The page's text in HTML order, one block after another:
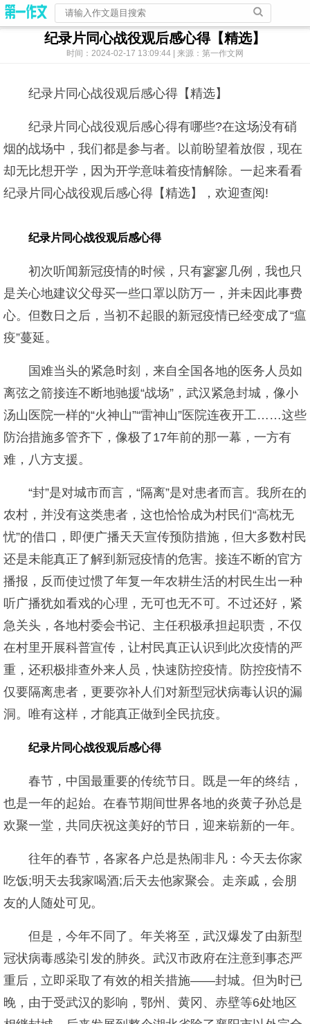
纪录片同心战役观后感心得【精选】
时间：2024-02-17 13:09:44 | 来源：第一作文网
纪录片同心战役观后感心得【精选】
纪录片同心战役观后感心得有哪些?在这场没有硝
烟的战场中，我们都是参与者。以前盼望着放假，现在
却无比想开学，因为开学意味着疫情解除。一起来看看
纪录片同心战役观后感心得【精选】，欢迎查阅!
纪录片同心战役观后感心得
初次听闻新冠疫情的时候，只有寥寥几例，我也只
是关心地建议父母买一些口罩以防万一，并未因此事费
心。但数日之后，当初不起眼的新冠疫情已经变成了“瘟
疫”蔓延。
国难当头的紧急时刻，来自全国各地的医务人员如
离弦之箭接连不断地驰援“战场”，武汉紧急封城，像小
汤山医院一样的“火神山”“雷神山”医院连夜开工……这些
防治措施多管齐下，像极了17年前的那一幕，一方有
难，八方支援。
“封”是对城市而言，“隔离”是对患者而言。我所在的
农村，并没有这类患者，这也恰恰成为村民们“高枕无
忧”的借口，即便广播天天宣传预防措施，但大多数村民
还是未能真正了解到新冠疫情的危害。接连不断的官方
播报，反而使过惯了年复一年农耕生活的村民生出一种
听广播犹如看戏的心理，无可也无不可。不过还好，紧
急关头，各地村委会书记、主任积极承担起职责，不仅
在村里开展科普宣传，让村民真正认识到此次疫情的严
重，还积极排查外来人员，快速防控疫情。防控疫情不
仅要隔离患者，更要弥补人们对新型冠状病毒认识的漏
洞。唯有这样，才能真正做到全民抗疫。
纪录片同心战役观后感心得
春节，中国最重要的传统节日。既是一年的终结，
也是一年的起始。在春节期间世界各地的炎黄子孙总是
欢聚一堂，共同庆祝这美好的节日，迎来崭新的一年。
往年的春节，各家各户总是热闹非凡：今天去你家
吃饭;明天去我家喝酒;后天去他家聚会。走亲戚，会朋
友的人随处可见。
但是，今年不同了。年关将至，武汉爆发了由新型
冠状病毒感染引发的肺炎。武汉市政府在注意到事态严
重后，立即采取了有效的相关措施――封城。但为时已
晚，由于受武汉的影响，鄂州、黄冈、赤壁等6处地区